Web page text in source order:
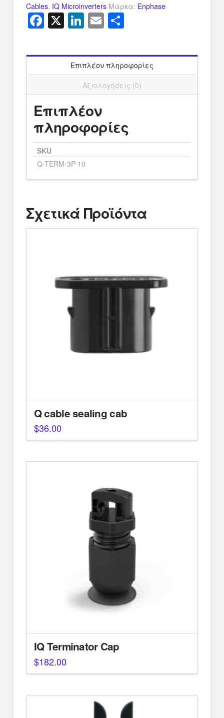
Cables, IQ Microinverters Μάρκα: Enphase
Facebook
X LinkedIn
Email
Επιπλέον πληροφορίες
Αξιολογήσεις (0)
Επιπλέον
πληροφορίες
SKU
Q-TERM-3P-10
Σχετικά Προϊόντα
Q cable sealing cab
$36.00
IQ Terminator Cap
$182.00